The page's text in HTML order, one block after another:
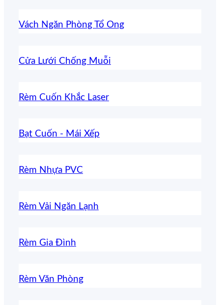
Vách Ngăn Phòng Tổ Ong
Cửa Lưới Chống Muỗi
Rèm Cuốn Khắc Laser
Bạt Cuốn - Mái Xếp
Rèm Nhựa PVC
Rèm Vải Ngăn Lạnh
Rèm Gia Đình
Rèm Văn Phòng